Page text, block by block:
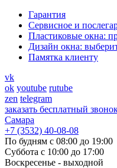
Гарантия
Cервисное и
Пластиковые окна:
Дизайн окна:
Памятка клиенту
vk
ok youtube rutube
zen telegram
заказать бесплатный
Самара
+7 (3532) 40-08-08
По будням с 08:00 до 19:00
Суббота с 10:00 до 17:00
Воскресенье - выходной